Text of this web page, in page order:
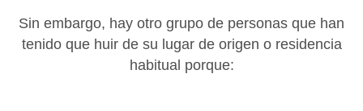
Sin embargo, hay otro grupo de personas que han
tenido que huir de su lugar de origen o residencia
habitual porque: